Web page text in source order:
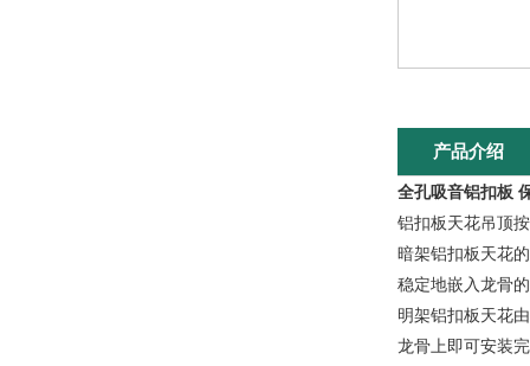
产品介绍
全孔吸音铝扣板
铝扣板天花吊顶
暗架铝扣板天花
稳定地嵌入龙骨
明架铝扣板天花
龙骨上即可安装